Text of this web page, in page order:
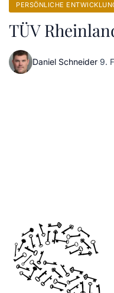
PERSÖNLICHE
TÜV
Daniel Schneider·9.